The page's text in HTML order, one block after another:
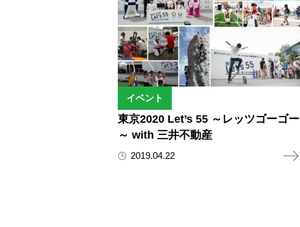
イベント
東京2020 Let’s 55 ～レッツゴーゴー
～ with 三井不動産
2019.04.22